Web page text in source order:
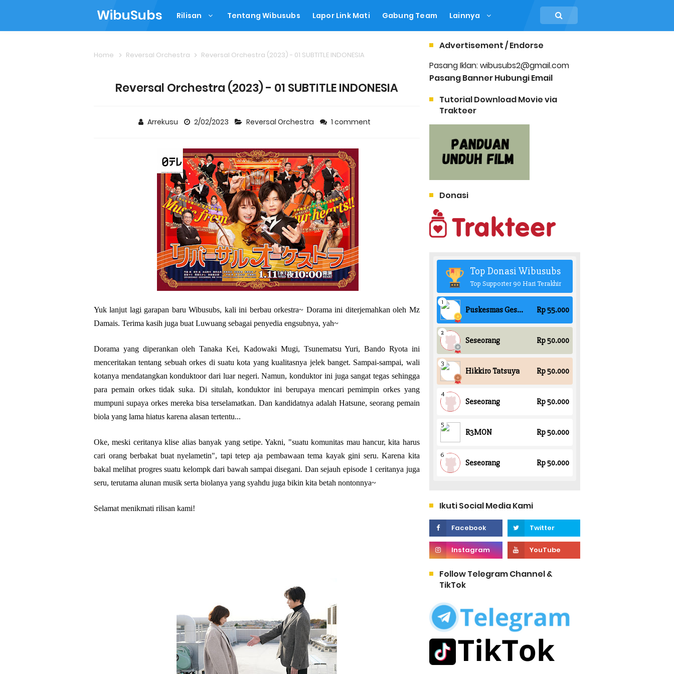
WibuSubs Rilisan Tentang Wibusubs Lapor Link Mati Gabung Team Lainnya
Home Reversal Orchestra Reversal Orchestra (2023) - 01 SUBTITLE INDONESIA
Reversal Orchestra (2023) - 01 SUBTITLE INDONESIA
Arrekusu 2/02/2023 Reversal Orchestra 1 comment
Yuk lanjut lagi garapan baru Wibusubs, kali ini berbau orkestra~ Dorama ini diterjemahkan oleh Mz
Damais. Terima kasih juga buat Luwuang sebagai penyedia engsubnya, yah~
Dorama yang diperankan oleh Tanaka Kei, Kadowaki Mugi, Tsunematsu Yuri, Bando Ryota ini
menceritakan tentang sebuah orkes di suatu kota yang kualitasnya jelek banget. Sampai-sampai, wali
kotanya mendatangkan konduktoor dari luar negeri. Namun, konduktor ini juga sangat tegas sehingga
para pemain orkes tidak suka. Di situlah, konduktor ini berupaya mencari pemimpin orkes yang
mumpuni supaya orkes mereka bisa terselamatkan. Dan kandidatnya adalah Hatsune, seorang pemain
biola yang lama hiatus karena alasan tertentu...
Oke, meski ceritanya klise alias banyak yang setipe. Yakni, "suatu komunitas mau hancur, kita harus
cari orang berbakat buat nyelametin", tapi tetep aja pembawaan tema kayak gini seru. Karena kita
bakal melihat progres suatu kelompk dari bawah sampai disegani. Dan sejauh episode 1 ceritanya juga
seru, terutama alunan musik serta biolanya yang syahdu juga bikin kita betah nontonnya~
Selamat menikmati rilisan kami!
Advertisement / Endorse
Pasang Iklan: wibusubs2@gmail.com
Pasang Banner Hubungi Email
Tutorial Download Movie via
Trakteer
Donasi
Ikuti Social Media Kami
Follow Telegram Channel &
TikTok